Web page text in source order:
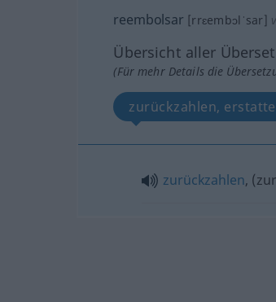
reembolsar [rrɛembɔlˈsar]
Übersicht aller
(Für mehr Details die
zurückzahlen,
zurückzahlen,